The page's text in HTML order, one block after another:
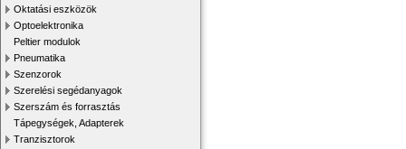
Oktatási eszközök
Optoelektronika
Peltier modulok
Pneumatika
Szenzorok
Szerelési segédanyagok
Szerszám és forrasztás
Tápegységek, Adapterek
Tranzisztorok